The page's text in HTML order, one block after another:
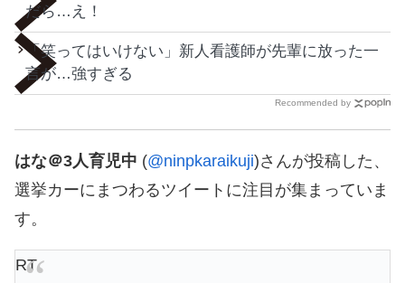
だら…え！
「笑ってはいけない」新人看護師が先輩に放った一
言が…強すぎる
Recommended by
はな＠3人育児中 (@ninpkaraikuji)さんが投稿した、
選挙カーにまつわるツイートに注目が集まっていま
す。
RT